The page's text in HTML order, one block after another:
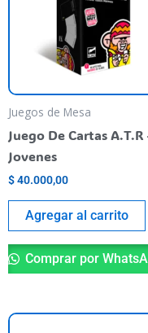
Juegos de Mesa
Juego De Cartas A.T.R
Jovenes
$40.000,00
Agregar al carrito
Comprar por